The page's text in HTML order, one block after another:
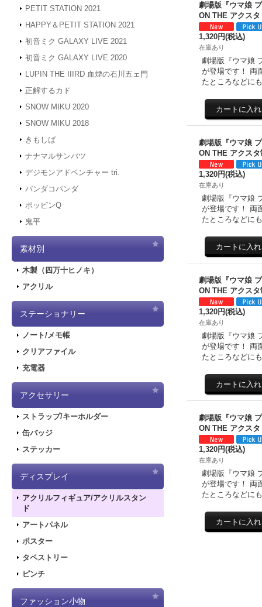
PETIT STATION 2021
HAPPY＆PETIT STATION 2021
初音ミク GALAXY LIVE 2021
初音ミク GALAXY LIVE 2020
LUPIN THE IIIRD 血煙の石川五ェ門
正解するカド
SNOW MIKU 2020
SNOW MIKU 2018
きもしば
ナナマルサンバツ
デジモンアドベンチャー tri.
パンダコパンダ
ポッピンQ
鬼平
素材別
木製（四万十ヒノキ）
アクリル
ステーショナリー
ノート/メモ帳
クリアファイル
充電器
アクセサリー
ストラップ/キーホルダー
缶バッジ
ステッカー
ディスプレイ
アクリルフィギュア/アクリルスタン
ド
アートパネル
ポスター
タペストリー
ピンチ
ファッション小物
劇場版『ウマ娘
ON THE アクス
1,320円(税込)
在庫あり
劇場版『ウマ娘
が登場です！ 両
たところなどに
劇場版『ウマ娘
ON THE アクス
1,320円(税込)
在庫あり
劇場版『ウマ娘
が登場です！ 両
たところなどに
劇場版『ウマ娘
ON THE アクス
1,320円(税込)
在庫あり
劇場版『ウマ娘
が登場です！ 両
たところなどに
劇場版『ウマ娘
ON THE アクス
1,320円(税込)
在庫あり
劇場版『ウマ娘
が登場です！ 両
たところなどに